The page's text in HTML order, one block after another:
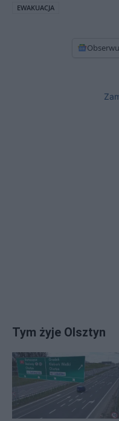
EWAKUACJA
Tym żyje Olsztyn